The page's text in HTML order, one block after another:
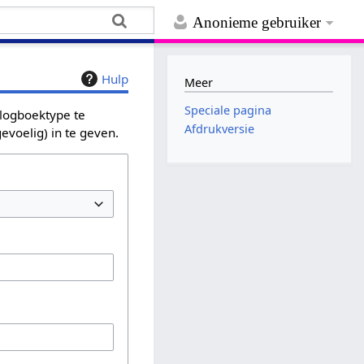
Anonieme gebruiker
Hulp
te
in te geven.
Meer
Speciale pagina
Afdrukversie